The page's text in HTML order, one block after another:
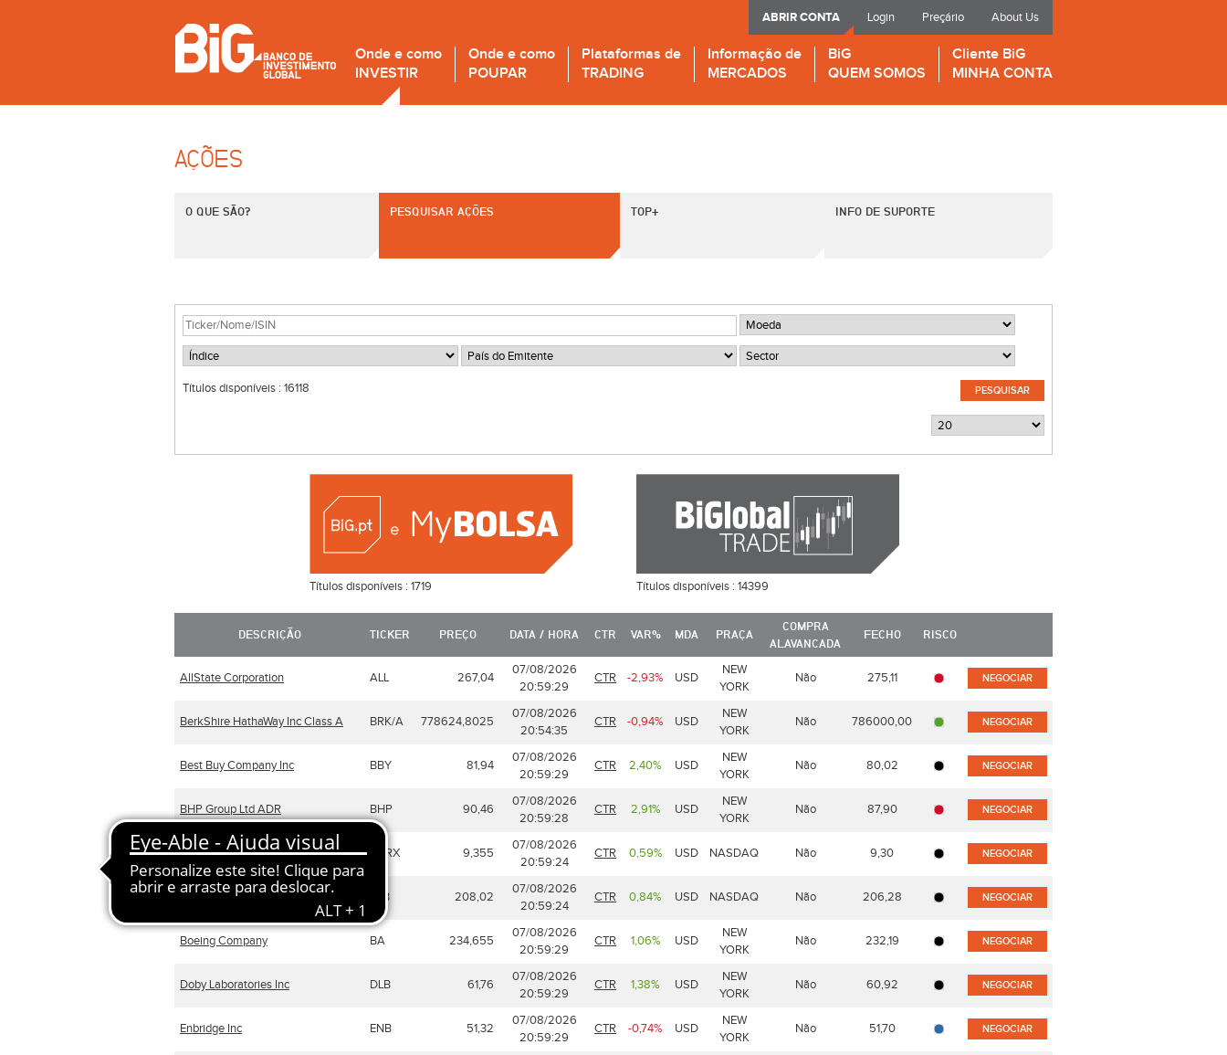
Login Preçário About Us
ABRIR CONTA
Onde e como
INVESTIR
Onde e como
POUPAR
Plataformas de
TRADING
Informação de
MERCADOS
BiG
QUEM SOMOS
Cliente BiG
MINHA CONTA
AÇÕES
O QUE SÃO? PESQUISAR AÇÕES TOP+ INFO DE SUPORTE
Títulos disponíveis : 16118
Títulos disponíveis :1719 Títulos disponíveis : 14399
DESCRIÇÃO TICKER PREÇO DATA / HORA CTR VAR% MDA PRAÇA
COMPRA
ALAVANCADA
FECHO RISCO
AllState Corporation ALL 267,04
07/08/2026
20:59:29
CTR -2,93% USD
NEW
YORK
Não 275,11 NEGOCIAR
BerkShire HathaWay Inc Class A BRK/A 778624,8025
07/08/2026
20:54:35
CTR -0,94% USD
NEW
YORK
Não 786000,00 NEGOCIAR
Best Buy Company Inc BBY 81,94
07/08/2026
20:59:29
CTR 2,40% USD
NEW
YORK
Não 80,02 NEGOCIAR
BHP Group Ltd ADR BHP 90,46
07/08/2026
20:59:28
CTR 2,91% USD
NEW
YORK
Não 87,90 NEGOCIAR
BioCryst Pharmaceuticals Inc BCRX 9,355
07/08/2026
20:59:24
CTR 0,59% USD NASDAQ Não 9,30 NEGOCIAR
Biogen Idec Inc BIIB 208,02
07/08/2026
20:59:24
CTR 0,84% USD NASDAQ Não 206,28 NEGOCIAR
Boeing Company BA 234,655
07/08/2026
20:59:29
CTR 1,06% USD
NEW
YORK
Não 232,19 NEGOCIAR
Doby Laboratories Inc DLB 61,76
07/08/2026
20:59:29
CTR 1,38% USD
NEW
YORK
Não 60,92 NEGOCIAR
Enbridge Inc ENB 51,32
07/08/2026
20:59:29
CTR -0,74% USD
NEW
YORK
Não 51,70 NEGOCIAR